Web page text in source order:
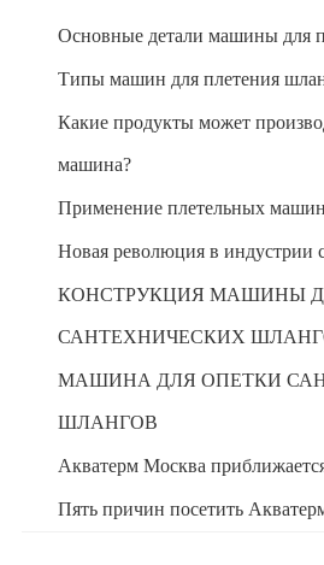
Основные детали машины для
Типы машин для плетения
Какие продукты может
машина?
Применение плетельных машин
Новая революция в индустрии
КОНСТРУКЦИЯ МАШИНЫ
САНТЕХНИЧЕСКИХ
МАШИНА ДЛЯ ОПЕТКИ
ШЛАНГОВ
Акватерм Москва
Пять причин посетить